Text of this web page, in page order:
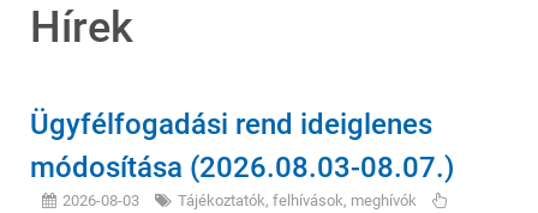
Hírek
Ügyfélfogadási rend ideiglenes
módosítása (2026.08.03-08.07.)
2026-08-03
Tájékoztatók, felhívások, meghívók